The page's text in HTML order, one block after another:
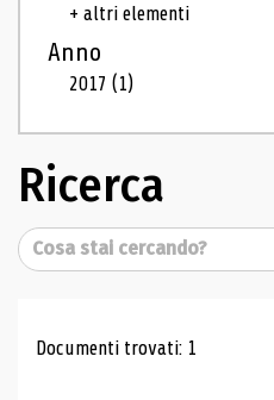
+ altri elementi
Anno
2017(1)
Ricerca
Cerca
Risultati di
Documenti trovati: 1